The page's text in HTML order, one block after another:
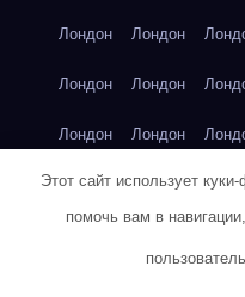
Лондон Лондон
Лондон Лондон
Лондон Лондон
Лондон Лондон
Этот сайт использует
помочь вам в